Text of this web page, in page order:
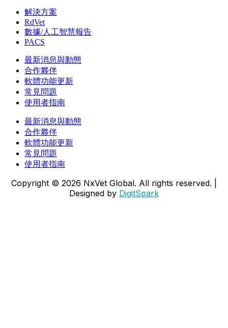
解決方案
RdVet
數據/人工智慧報告
PACS
最新消息與動態
合作夥伴
軟體功能更新
常見問題
使用者指南
最新消息與動態
合作夥伴
軟體功能更新
常見問題
使用者指南
Copyright © 2026 NxVet Global. All rights reserved. |
Designed by DigitSpark